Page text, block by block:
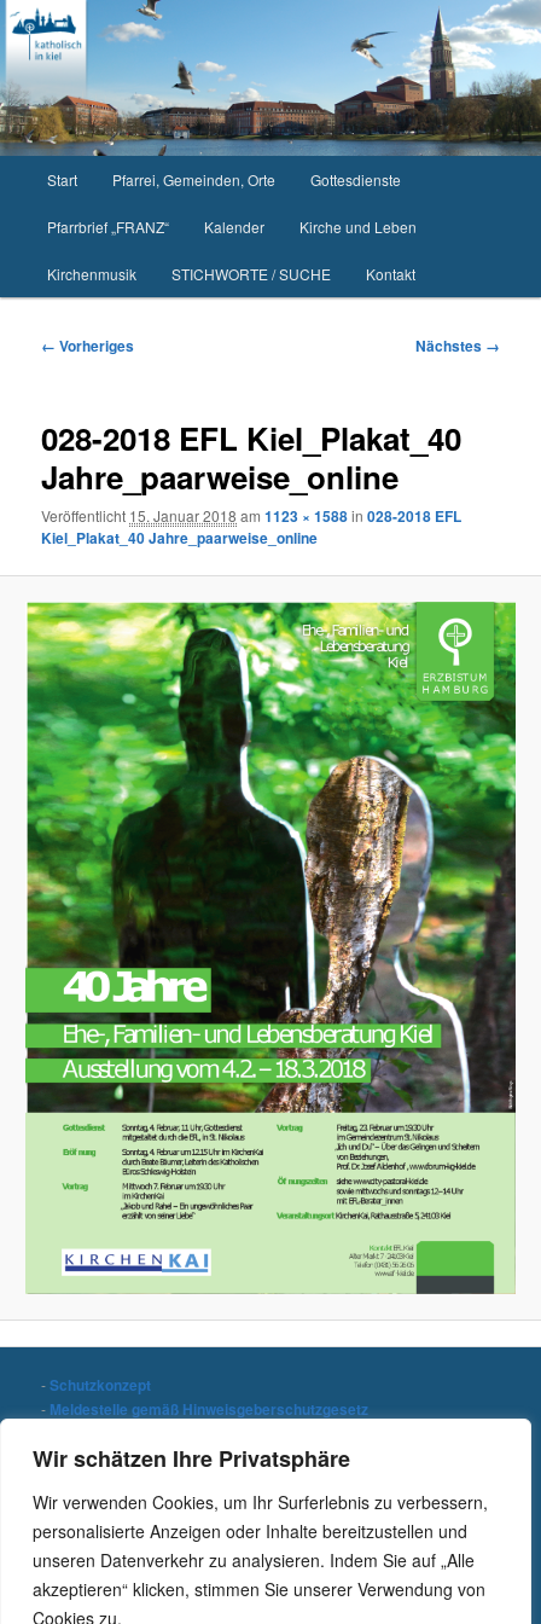
Wir schätzen Ihre Privatsphäre
Wir verwenden Cookies, um Ihr Surferlebnis zu verbessern,
personalisierte Anzeigen oder Inhalte bereitzustellen und
unseren Datenverkehr zu analysieren. Indem Sie auf „Alle
akzeptieren“ klicken, stimmen Sie unserer Verwendung von
Cookies zu.
Zum
primären
Inhalt
springen
Start Pfarrei, Gemeinden, Orte Gottesdienste
Pfarrbrief „FRANZ“ Kalender Kirche und Leben
Kirchenmusik STICHWORTE / SUCHE Kontakt
Bilder-
← Vorheriges Nächstes →
028-2018 EFL Kiel_Plakat_40
Jahre_paarweise_online
Veröffentlicht 15. Januar 2018 am1123 × 1588in028-2018 EFL
Kiel_Plakat_40 Jahre_paarweise_online
-Schutzkonzept
- Meldestelle gemäß Hinweisgeberschutzgesetz
-Impressum
Stichwort suchen
S
u
c